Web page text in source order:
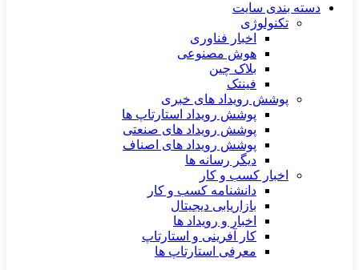
دسته بندی سایت
تکنولوژی
اخبار فناوری
هوش مصنوعی
بلاک چین
فینتک
پوشش رویداد های خبری
پوشش رویداد استارتاپ ها
پوشش رویداد های صنعتی
پوشش رویداد های اصناف
دیگر رسانه ها
اخبار کسب و کار
دانشنامه کسب و کار
بازاریابی دیجیتال
اخبار و رویداد ها
کار آفرینی و استارتاپ
معرفی استارتاپ ها